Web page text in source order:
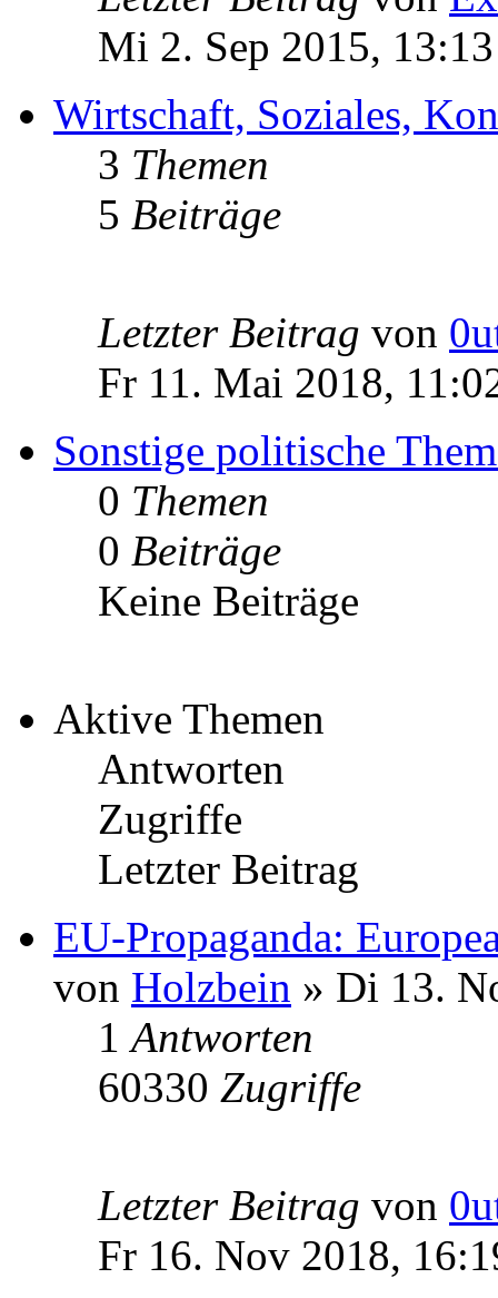
Mi 2. Sep 2015, 13:13
Wirtschaft, Soziales,
3 Themen
5 Beiträge
Letzter Beitrag von
Fr 11. Mai 2018,
Sonstige politische
0 Themen
0 Beiträge
Keine Beiträge
Aktive Themen
Antworten
Zugriffe
Letzter Beitrag
EU-Propaganda:
von Holzbein » Di 13.
1Antworten
60330 Zugriffe
Letzter Beitrag von
Fr 16. Nov 2018,